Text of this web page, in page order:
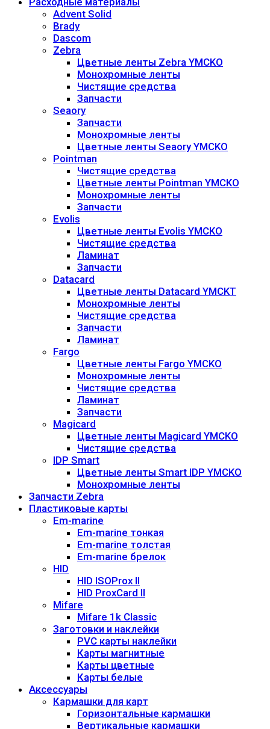
Advent Solid
Brady
Dascom
Zebra
Цветные ленты Zebra YMCKO
Монохромные ленты
Чистящие средства
Запчасти
Seaory
Запчасти
Монохромные ленты
Цветные ленты Seaory YMCKO
Pointman
Чистящие средства
Цветные ленты Pointman YMCKO
Монохромные ленты
Запчасти
Evolis
Цветные ленты Evolis YMCKO
Чистящие средства
Ламинат
Запчасти
Datacard
Цветные ленты Datacard YMCKT
Монохромные ленты
Чистящие средства
Запчасти
Ламинат
Fargo
Цветные ленты Fargo YMCKO
Монохромные ленты
Чистящие средства
Ламинат
Запчасти
Magicard
Цветные ленты Magicard YMCKO
Чистящие средства
IDP Smart
Цветные ленты Smart IDP YMCKO
Монохромные ленты
Запчасти Zebra
Пластиковые карты
Em-marine
Em-marine тонкая
Em-marine толстая
Em-marine брелок
HID
HID ISOProx II
HID ProxCard II
Mifare
Mifare 1k Classic
Заготовки и наклейки
PVC карты наклейки
Карты магнитные
Карты цветные
Карты белые
Аксессуары
Кармашки для карт
Горизонтальные кармашки
Вертикальные кармашки